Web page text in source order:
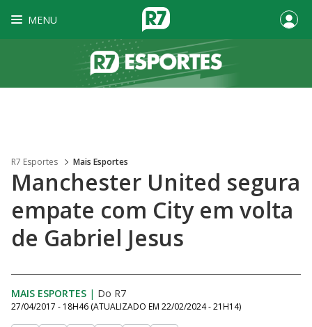
MENU
R7 Esportes Mais Esportes
Manchester United segura
empate com City em volta
de Gabriel Jesus
MAIS ESPORTES | Do R7
27/04/2017 - 18H46 (ATUALIZADO EM 22/02/2024 - 21H14)